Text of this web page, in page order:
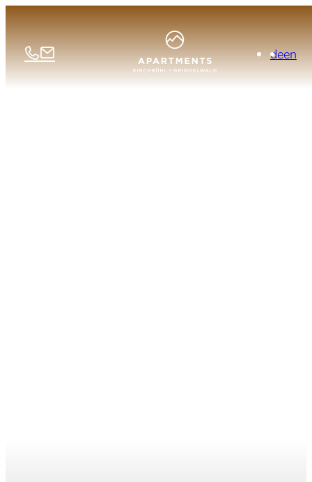
deen